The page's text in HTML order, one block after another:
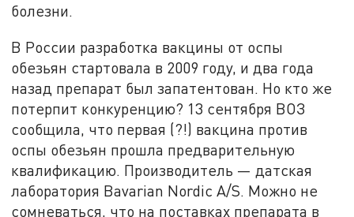
болезни.
В России разработка вакцины от оспы
обезьян стартовала в 2009 году, и два года
назад препарат был запатентован. Но кто же
потерпит конкуренцию? 13 сентября ВОЗ
сообщила, что первая (?!) вакцина против
оспы обезьян прошла предварительную
квалификацию. Производитель — датская
лаборатория Bavarian Nordic A/S. Можно не
сомневаться, что на поставках препарата в